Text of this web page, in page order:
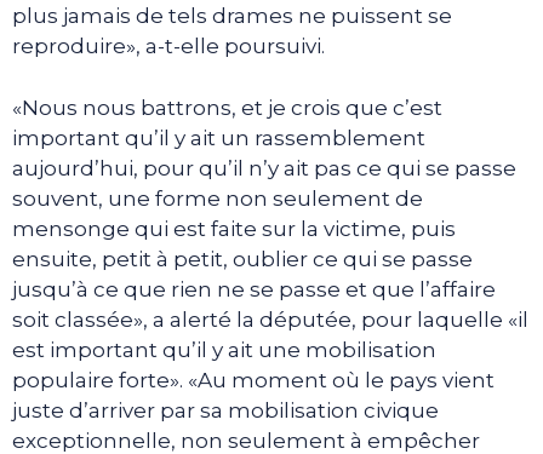
plus jamais de tels drames ne puissent se
reproduire», a-t-elle poursuivi.
«Nous nous battrons, et je crois que c’est
important qu’il y ait un rassemblement
aujourd’hui, pour qu’il n’y ait pas ce qui se passe
souvent, une forme non seulement de
mensonge qui est faite sur la victime, puis
ensuite, petit à petit, oublier ce qui se passe
jusqu’à ce que rien ne se passe et que l’affaire
soit classée», a alerté la députée, pour laquelle «il
est important qu’il y ait une mobilisation
populaire forte». «Au moment où le pays vient
juste d’arriver par sa mobilisation civique
exceptionnelle, non seulement à empêcher